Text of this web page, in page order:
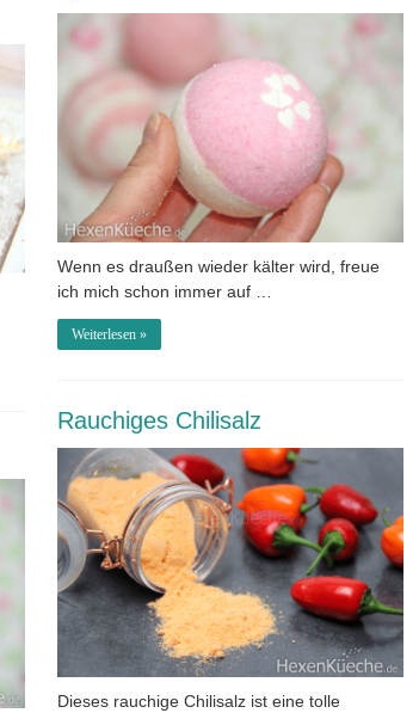
Wenn es draußen wieder kälter wird, freue
ich mich schon immer auf …
Weiterlesen »
Rauchiges Chilisalz
Dieses rauchige Chilisalz ist eine tolle